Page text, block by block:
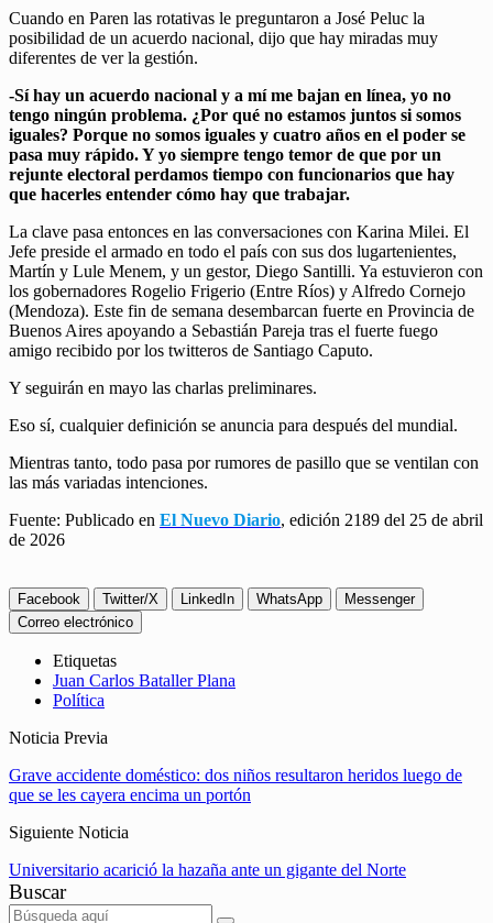
Cuando en Paren las rotativas le preguntaron a José Peluc la
posibilidad de un acuerdo nacional, dijo que hay miradas muy
diferentes de ver la gestión.
-Síhay un acuerdo nacional y a mí me bajan en línea, yo no
tengo ningún problema. ¿Por qué no estamos juntos si somos
iguales? Porque no somos iguales y cuatro años en el poder se
pasa muy rápido. Y yo siempre tengo temor de que por un
rejunte electoral perdamos tiempo con funcionarios que hay
que hacerles entender cómo hay que trabajar.
La clave pasa entonces en las conversaciones con Karina Milei. El
Jefe preside el armado en todo el país con sus dos lugartenientes,
Martín y Lule Menem, y un gestor, Diego Santilli. Ya estuvieron con
los gobernadores Rogelio Frigerio (Entre Ríos) y Alfredo Cornejo
(Mendoza). Este fin de semana desembarcan fuerte en Provincia de
Buenos Aires apoyando a Sebastián Pareja tras el fuerte fuego
amigo recibido por los twitteros de Santiago Caputo.
Y seguirán en mayo las charlas preliminares.
Eso sí, cualquier definición se anuncia para después del mundial.
Mientras tanto, todo pasa por rumores de pasillo que se ventilan con
las más variadas intenciones.
Fuente: Publicado en El Nuevo Diario, edición 2189 del 25 de abril
de 2026
Facebook Twitter/X LinkedIn WhatsApp
Messenger
Correo electrónico
Etiquetas
Juan Carlos Bataller Plana
Política
Noticia Previa
Grave accidente doméstico: dos niños resultaron heridos luego de
que se les cayera encima un portón
Siguiente Noticia
Universitario acarició la hazaña ante un gigante del Norte
Buscar